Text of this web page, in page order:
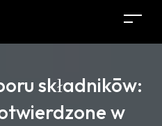
składnikōw:
w